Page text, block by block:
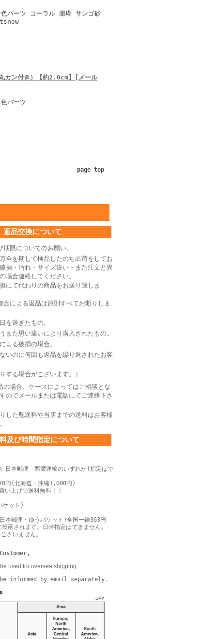
パーツ コーラル 珊瑚 サンゴ砂
カン付き）【約2.0cm】[メール
パーツ
page top
返品交換について
限についてのお願い。
全を期して検品したのち出荷をしてお
損・汚れ・サイズ違い・また注文と異
場合連絡してください。
にて代わりの商品をお送り致しま
合による返品は原則すべてお断りしま
を過ぎたもの。
また思い違いにより購入されたもの。
よる破損の場合。
いのに何回も返品を繰り返されたお客
する場合がございます。）
の場合、ケースによってはご相談とな
のでメールまたは電話にてご連絡下さ
した配送料や当店までの送料はお客様
及び時間指定について
日本郵便 西濃運輸のいずれか(指定はで
円(北海道・沖縄1,000円)
い上げで送料無料！！
ケット)
本郵便・ゆうパケット)全国一律363円
函されます。日時指定はできません。
ざいません。
used for oversea shipping.
informed by email separately.